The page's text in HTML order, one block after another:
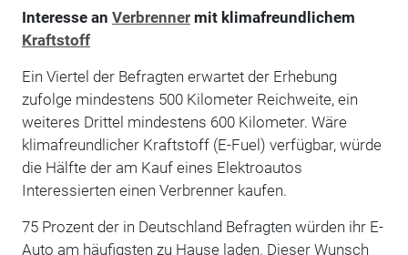
Interesse an Verbrennermit klimafreundlichem
Kraftstoff
Ein Viertel der Befragten erwartet der Erhebung
zufolge mindestens 500 Kilometer Reichweite, ein
weiteres Drittel mindestens 600 Kilometer. Wäre
klimafreundlicher Kraftstoff (E-Fuel) verfügbar, würde
die Hälfte der am Kauf eines Elektroautos
Interessierten einen Verbrenner kaufen.
75 Prozent der in Deutschland Befragten würden ihr E-
Auto am häufigsten zu Hause laden. Dieser Wunsch